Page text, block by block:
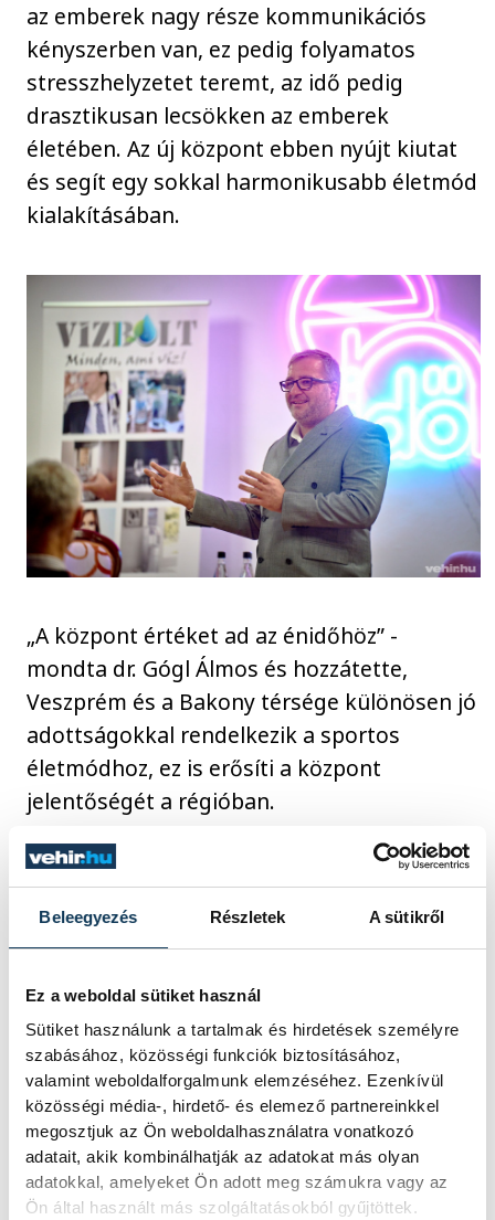
Beleegyezés Részletek A sütikről
Ez a weboldal sütiket használ
Sütiket használunk a tartalmak és hirdetések személyre
szabásához, közösségi funkciók biztosításához,
valamint weboldalforgalmunk elemzéséhez. Ezenkívül
közösségi média-, hirdető- és elemező partnereinkkel
megosztjuk az Ön weboldalhasználatra vonatkozó
adatait, akik kombinálhatják az adatokat más olyan
adatokkal, amelyeket Ön adott meg számukra vagy az
Ön által használt más szolgáltatásokból gyűjtöttek.
az emberek nagy része kommunikációs
kényszerben van, ez pedig folyamatos
stresszhelyzetet teremt, az idő pedig
drasztikusan lecsökken az emberek
életében. Az új központ ebben nyújt kiutat
és segít egy sokkal harmonikusabb életmód
kialakításában.
„A központ értéket ad az énidőhöz” -
mondta dr. Gógl Álmos és hozzátette,
Veszprém és a Bakony térsége különösen jó
adottságokkal rendelkezik a sportos
életmódhoz, ez is erősíti a központ
jelentőségét a régióban.
A megnyitóünnepség további részében a
megjelentek egy pódiumbeszélgetés
keretében járták körbe az éndiő
mindennapokban, hogy jelen legyenek ilyen
időszakok is az életünkben, majd egy jó
hangulatú vacsorával zárták az estet.